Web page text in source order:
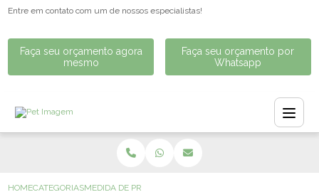
Entre em contato com um de nossos especialistas!
Faça seu orçamento agora
mesmo
Faça seu orçamento por
Whatsapp
HOMECATEGORIASMEDIDA DE PRESSÃO ARTERIAL ANIMAIS PEQUENOS